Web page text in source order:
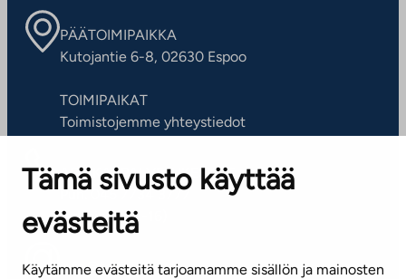
Tämä sivusto käyttää
evästeitä
Käytämme evästeitä tarjoamamme sisällön ja mainosten
PÄÄTOIMIPAIKKA
Kutojantie 6-8, 02630 Espoo
TOIMIPAIKAT
Toimistojemme yhteystiedot
ASIAKASPALVELUKESKUS
Puh. 045 7734 3777
(arkisin klo 8-16)
info@ta.fi